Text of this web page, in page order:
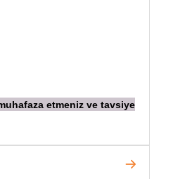
etmeniz ve tavsiye